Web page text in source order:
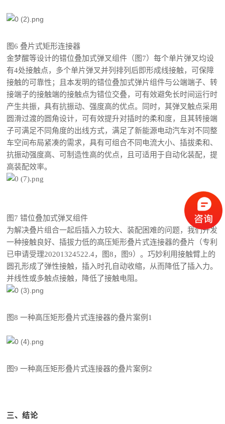
图6 叠片式矩形连接器
金梦醒等设计的错位叠加式弹叉组件（图7）每个单片弹叉均设
有4处接触点，多个单片弹叉并列排列后即形成线接触，可保障
接触的可靠性；且本发明的错位叠加式弹片组件与公端端子、转
接端子的接触端的接触点为错位交叠，可有效避免长时间运行时
产生共振，具有抗振动、强度高的优点。同时，其弹叉触点采用
圆滑过渡的圆角设计，可有效提升对插时的柔和度，且其转接端
子可满足不同角度的出线方式，满足了新能源电动汽车对不同整
车空间布局紧凑的需求，具有可组合不同电流大小、插拔柔和、
抗振动强度高、可制造性高的优点，且可适用于自动化装配，提
高装配效率。
图7 错位叠加式弹叉组件
为解决叠片组合一起后插入力较大、装配困难的问题，我们开发
一种接触良好、插拔力低的高压矩形叠片式连接器的叠片（专利
已申请受理20201324522.4，图8，图9）。巧妙利用接触臂上的
圆孔形成了弹性接触，插入时孔自动收缩，从而降低了插入力。
并线性或多触点接触，降低了接触电阻。
图8 一种高压矩形叠片式连接器的叠片案例1
图9 一种高压矩形叠片式连接器的叠片案例2
三、结论